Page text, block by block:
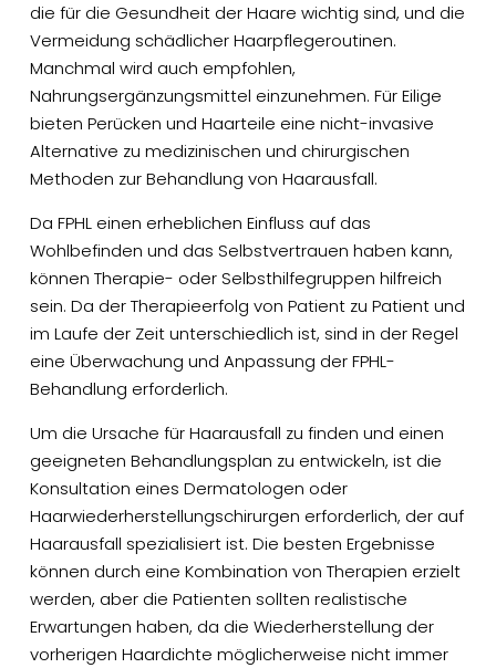
die für die Gesundheit der Haare wichtig sind, und die
Vermeidung schädlicher Haarpflegeroutinen.
Manchmal wird auch empfohlen,
Nahrungsergänzungsmittel einzunehmen. Für Eilige
bieten Perücken und Haarteile eine nicht-invasive
Alternative zu medizinischen und chirurgischen
Methoden zur Behandlung von Haarausfall.
Da FPHL einen erheblichen Einfluss auf das
Wohlbefinden und das Selbstvertrauen haben kann,
können Therapie- oder Selbsthilfegruppen hilfreich
sein. Da der Therapieerfolg von Patient zu Patient und
im Laufe der Zeit unterschiedlich ist, sind in der Regel
eine Überwachung und Anpassung der FPHL-
Behandlung erforderlich.
Um die Ursache für Haarausfall zu finden und einen
geeigneten Behandlungsplan zu entwickeln, ist die
Konsultation eines Dermatologen oder
Haarwiederherstellungschirurgen erforderlich, der auf
Haarausfall spezialisiert ist. Die besten Ergebnisse
können durch eine Kombination von Therapien erzielt
werden, aber die Patienten sollten realistische
Erwartungen haben, da die Wiederherstellung der
vorherigen Haardichte möglicherweise nicht immer